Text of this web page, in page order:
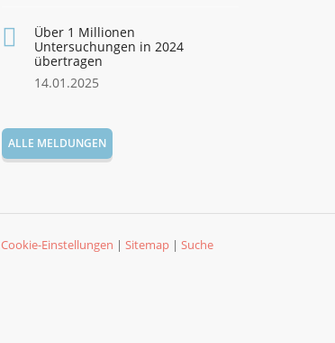
Über 1 Millionen
Untersuchungen in 2024
übertragen
14.01.2025
ALLE MELDUNGEN
Cookie-Einstellungen | Sitemap | Suche